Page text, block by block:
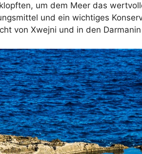
um dem Meer das
und ein wichtiges
von Xwejni und in den